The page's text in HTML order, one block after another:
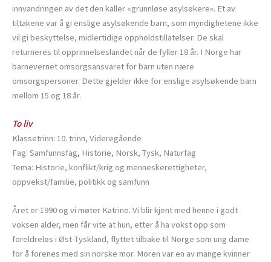
innvandringen av det den kaller «grunnløse asylsøkere». Et av
tiltakene var å gi enslige asylsøkende barn, som myndighetene ikke
vil gi beskyttelse, midlertidige oppholdstillatelser. De skal
returneres til opprinnelseslandet når de fyller 18 år. I Norge har
barnevernet omsorgsansvaret for barn uten nære
omsorgspersoner. Dette gjelder ikke for enslige asylsøkende barn
mellom 15 og 18 år.
To liv
Klassetrinn: 10. trinn, Videregående
Fag: Samfunnsfag, Historie, Norsk, Tysk, Naturfag
Tema: Historie, konflikt/krig og menneskerettigheter,
oppvekst/familie, politikk og samfunn
Året er 1990 og vi møter Katrine. Vi blir kjent med henne i godt
voksen alder, men får vite at hun, etter å ha vokst opp som
foreldreløs i Øst-Tyskland, flyttet tilbake til Norge som ung dame
for å forenes med sin norske mor. Moren var en av mange kvinner